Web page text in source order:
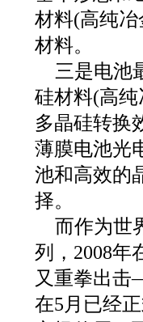
材料(高纯
材料。
三是电池
硅材料(高
多晶硅转换
薄膜电池光
池和高效的
择。
而作为世
列，2008年
又重拳出击
在5月已经